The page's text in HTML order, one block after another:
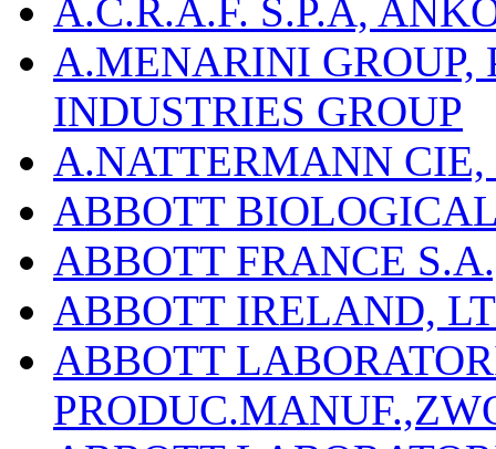
A.C.R.A.F. S.P.A,
A.MENARINI
INDUSTRIES GROUP
A.NATTERMANN
ABBOTT
ABBOTT FRANCE
ABBOTT IRELAND,
ABBOTT